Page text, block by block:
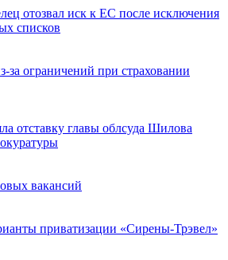
отозвал иск к ЕС после исключения
списков
за ограничений при страховании
отставку главы облсуда Шилова
вакансий
приватизации «Сирены-Трэвел»